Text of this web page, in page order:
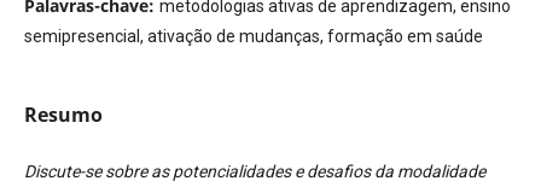
Palavras-chave: metodologias ativas de aprendizagem, ensino
semipresencial, ativação de mudanças, formação em saúde
Resumo
Discute-se sobre as potencialidades e desafios da modalidade